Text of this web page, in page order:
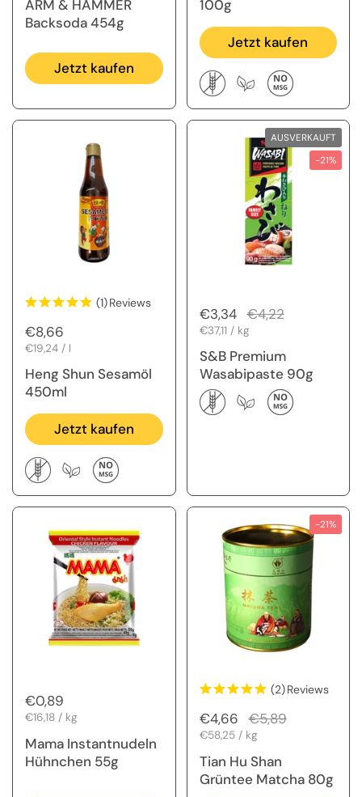
ARM & HAMMER
Backsoda 454g
Jetzt kaufen
100g
Jetzt kaufen
(1)Reviews
Regulärer Preis
€8,66
Stückpreis
€19,24 / l
Heng Shun Sesamöl
450ml
Jetzt kaufen
Regulärer Preis
€3,34 Sale-Preis
€4,22
Stückpreis
€37,11 / kg
S&B Premium
Wasabipaste 90g
AUSVERKAUFT
-21%
Regulärer Preis
€0,89
Stückpreis
€16,18 / kg
Mama Instantnudeln
Hühnchen 55g
(2)Reviews
Regulärer Preis
€4,66 Sale-Preis
€5,89
Stückpreis
€58,25 / kg
Tian Hu Shan
Grüntee Matcha 80g
-21%